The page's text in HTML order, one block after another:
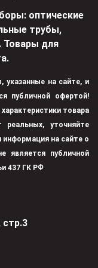
оптические
трубы,
Товары для
указанные на сайте, и
публичной офертой!
товара
уточняйте
на сайте о
является публичной
437 ГК РФ
стр.3